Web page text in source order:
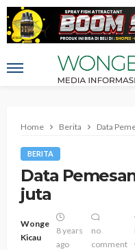
Home Berita Data
BERITA
Data
juta
Wonge
Kicau
8 years
ago
no
comment